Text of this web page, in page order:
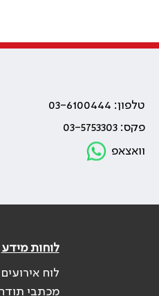
טלפון: 03-6100444
פקס: 03-5753303
וואצאפ
לוחות מידע
לוח אירועים
מכתבי